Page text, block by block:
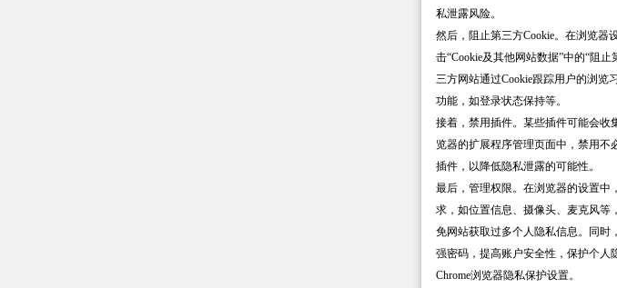
私泄露风险。
然后，阻止第三方Cookie。在浏览器
击“Cookie及其他网站数据”中的“阻
三方网站通过Cookie跟踪用户的浏览
功能，如登录状态保持等。
接着，禁用插件。某些插件可能会收
览器的扩展程序管理页面中，禁用不
插件，以降低隐私泄露的可能性。
最后，管理权限。在浏览器的设置中
求，如位置信息、摄像头、麦克风等
免网站获取过多个人隐私信息。同时
强密码，提高账户安全性，保护个人
Chrome浏览器隐私保护设置。